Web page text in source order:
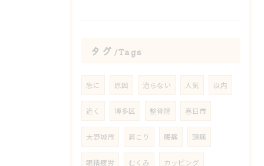
タグ Tags
急に 原因 治らない 人気 以内
近く 博多区 整骨院 春日市
大野城市 肩こり 腰痛 頭痛
眼精疲労 むくみ カッピング